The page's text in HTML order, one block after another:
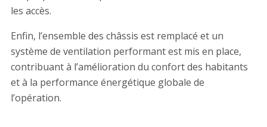
les accès.
Enfin, l’ensemble des châssis est remplacé et un
système de ventilation performant est mis en place,
contribuant à l’amélioration du confort des habitants
et à la performance énergétique globale de
l’opération.